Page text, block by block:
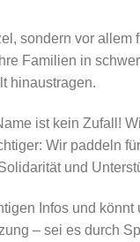
sondern vor
Familien in
hinaustragen.
ist kein Zufall!
Wir paddeln
und
Infos und könnt
– sei es durch